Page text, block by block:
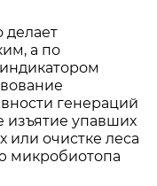
делает
а по
генераций
изъятие упавших
или очистке леса
микробиотопа